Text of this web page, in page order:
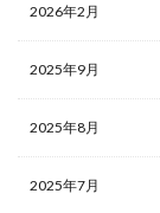
2026年2月
2025年9月
2025年8月
2025年7月